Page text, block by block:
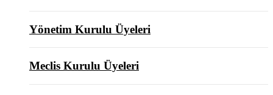
Yönetim Kurulu Üyeleri
Meclis Kurulu Üyeleri